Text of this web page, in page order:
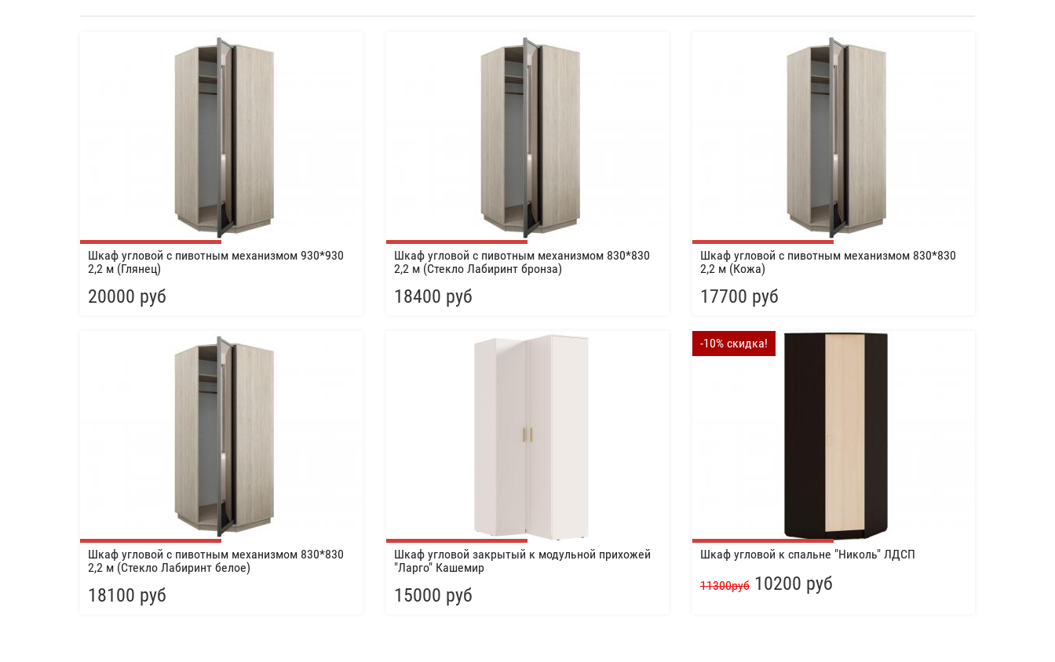
Шкаф угловой с пивотным механизмом 930*930
2,2 м (Глянец)
20000 руб
Шкаф угловой с пивотным механизмом 830*830
2,2 м (Стекло Лабиринт бронза)
18400 руб
Шкаф угловой с пивотным механизмом 830*830
2,2 м (Кожа)
17700 руб
Шкаф угловой с пивотным механизмом 830*830
2,2 м (Стекло Лабиринт белое)
18100 руб
Шкаф угловой закрытый к модульной прихожей
"Ларго" Кашемир
15000 руб
-10% скидка!
Шкаф угловой к спальне "Николь" ЛДСП
11300руб 10200 руб